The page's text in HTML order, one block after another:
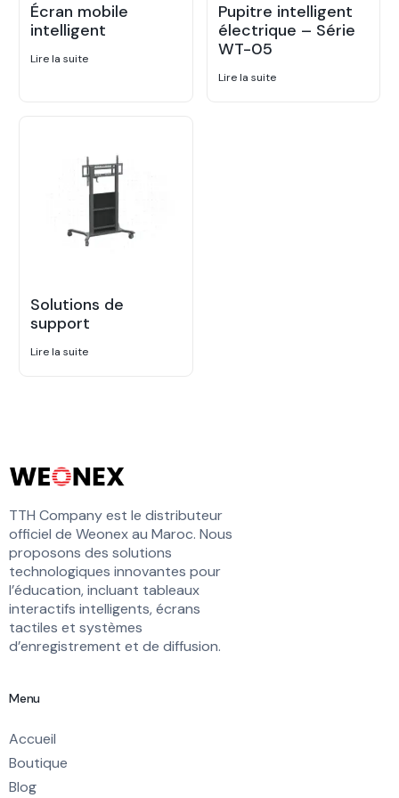
Écran mobile
intelligent
Lire la suite
Pupitre intelligent
électrique – Série
WT-05
Lire la suite
Solutions de
support
Lire la suite
TTH Company est le distributeur
officiel de Weonex au Maroc. Nous
proposons des solutions
technologiques innovantes pour
l’éducation, incluant tableaux
interactifs intelligents, écrans
tactiles et systèmes
d’enregistrement et de diffusion.
Menu
Accueil
Boutique
Blog